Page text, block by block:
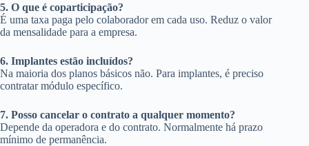
5. O que é coparticipação?
É uma taxa paga pelo colaborador em cada uso. Reduz o valor
da mensalidade para a empresa.
6. Implantes estão incluídos?
Na maioria dos planos básicos não. Para implantes, é preciso
contratar módulo específico.
7. Posso cancelar o contrato a qualquer momento?
Depende da operadora e do contrato. Normalmente há prazo
mínimo de permanência.